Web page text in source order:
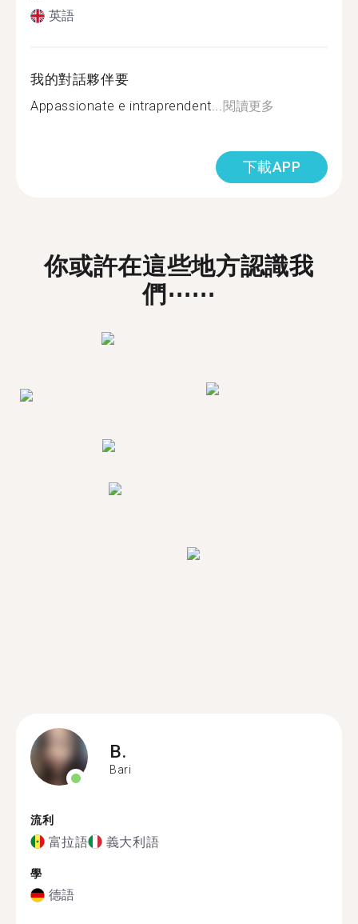
英語
我的對話夥伴要
Appassionate e intraprendent...閱讀更多
下載APP
你或許在這些地方認識我
們⋯⋯
B.
Bari
流利
富拉語 義大利語
學
德語